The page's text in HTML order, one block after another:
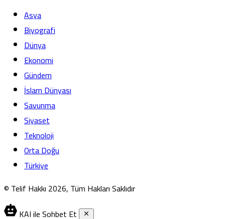
Asya
Biyografi
Dünya
Ekonomi
Gündem
İslam Dünyası
Savunma
Siyaset
Teknoloji
Orta Doğu
Türkiye
© Telif Hakkı 2026, Tüm Hakları Saklıdır
KAI ile Sohbet Et